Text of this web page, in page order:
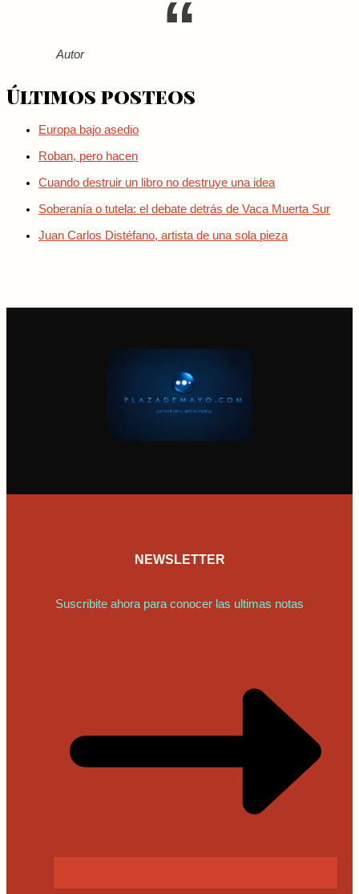
Autor
Últimos posteos
Europa bajo asedio
Roban, pero hacen
Cuando destruir un libro no destruye una idea
Soberanía o tutela: el debate detrás de Vaca Muerta Sur
Juan Carlos Distéfano, artista de una sola pieza
NEWSLETTER
Suscribite ahora para conocer las ultimas notas